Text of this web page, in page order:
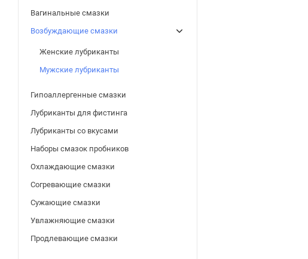
Вагинальные смазки
Возбуждающие смазки
Женские лубриканты
Мужские лубриканты
Гипоаллергенные смазки
Лубриканты для фистинга
Лубриканты со вкусами
Наборы смазок пробников
Охлаждающие смазки
Согревающие смазки
Сужающие смазки
Увлажняющие смазки
Продлевающие смазки